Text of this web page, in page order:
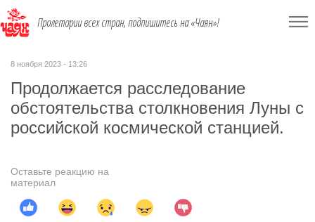
Пролетарии всех стран, подпишитесь на «Чаян»!
8 ноября 2023 - 13:26
Продолжается расследование
обстоятельства столкновения Луны с
российской космической станцией.
Оставьте реакцию на
материал